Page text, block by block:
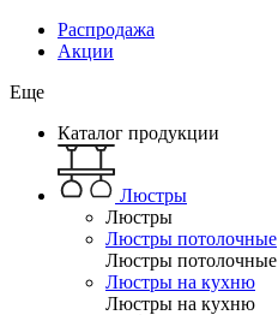
Распродажа
Акции
Еще
Каталог продукции
Люстры
Люстры
Люстры потолочные
Люстры потолочные
Люстры на кухню
Люстры на кухню